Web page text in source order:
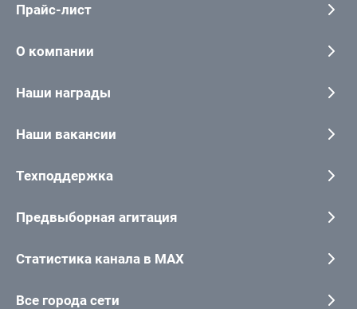
Прайс-лист
О компании
Наши награды
Наши вакансии
Техподдержка
Предвыборная агитация
Статистика канала в MAX
Все города сети